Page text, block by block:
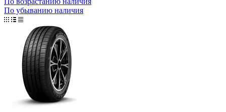
По убыванию наличия